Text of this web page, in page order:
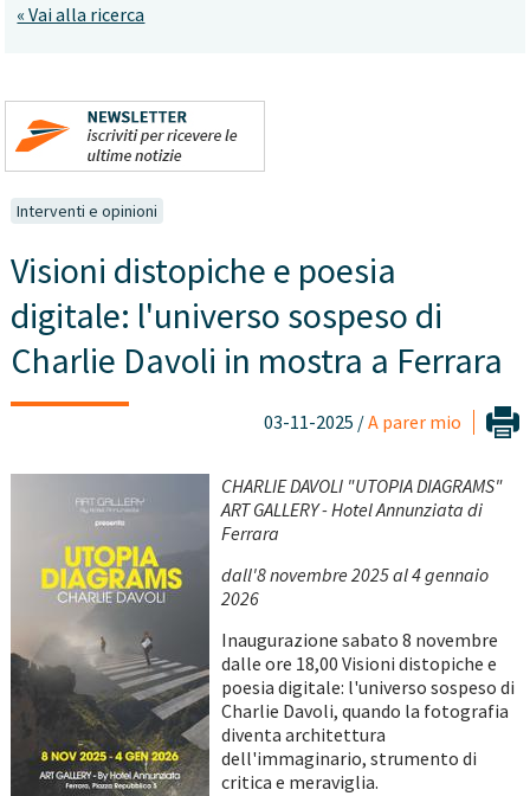
« Vai alla ricerca
Interventi e opinioni
Visioni distopiche e poesia
digitale: l'universo sospeso di
Charlie Davoli in mostra a Ferrara
03-11-2025 /A parer mio
CHARLIE DAVOLI "UTOPIA DIAGRAMS"
ART GALLERY - Hotel Annunziata di
Ferrara
dall'8 novembre 2025 al 4 gennaio
2026
Inaugurazione sabato 8 novembre
dalle ore 18,00 Visioni distopiche e
poesia digitale: l'universo sospeso di
Charlie Davoli, quando la fotografia
diventa architettura
dell'immaginario, strumento di
critica e meraviglia.